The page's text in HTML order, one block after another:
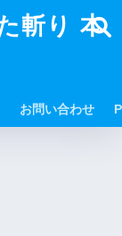
斬り 本
お問い合わせ